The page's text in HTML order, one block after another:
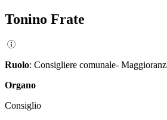
Tonino Frate
Ruolo: Consigliere comunale-
Organo
Consiglio